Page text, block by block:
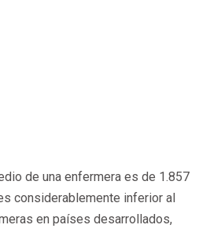
de una enfermera es de 1.857
considerablemente inferior al
en países desarrollados,